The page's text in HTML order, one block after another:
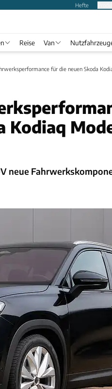
Hefte
Reise Van
für die neuen Skoda
Kodiaq
neue